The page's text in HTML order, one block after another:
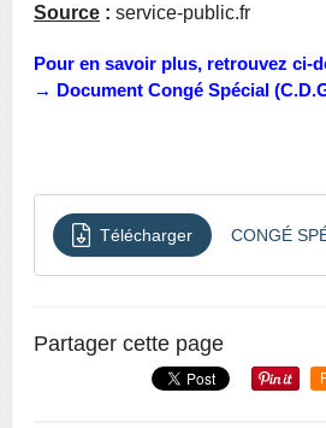
Source : service-public.fr
Pour en savoir plus, retrouvez ci-
→ Document Congé Spécial
Télécharger CONGÉ
Partager cette page